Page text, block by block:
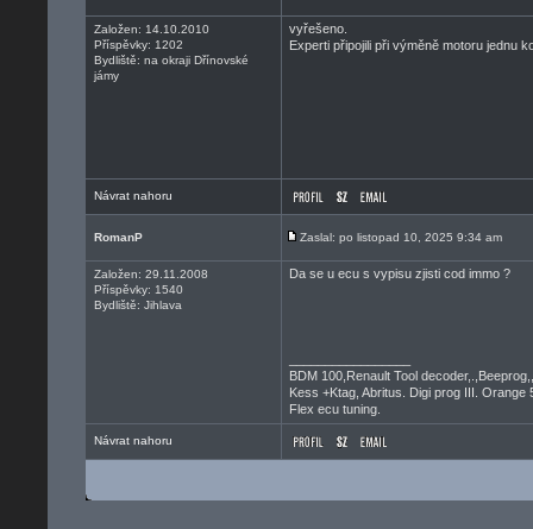
Založen: 14.10.2010
Příspěvky: 1202
Bydliště: na okraji Dřínovské
jámy
vyřešeno.
Experti připojili při výměně motoru jednu
Návrat nahoru
RomanP Zaslal: po listopad 10, 2025 9:34 am
Založen: 29.11.2008
Příspěvky: 1540
Bydliště: Jihlava
Da se u ecu s vypisu zjisti cod immo ?
BDM 100,Renault Tool
Kess +Ktag, Abritus. Digi prog III. Orange
Flex ecu tuning.
Návrat nahoru